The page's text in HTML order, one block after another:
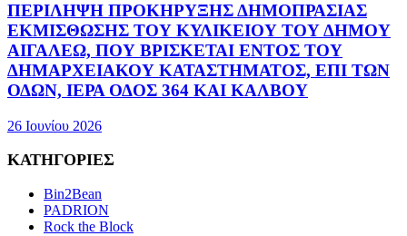
ΠΕΡΙΛΗΨΗ ΠΡΟΚΗΡΥΞΗΣ ΔΗΜΟΠΡΑΣΙΑΣ
ΕΚΜΙΣΘΩΣΗΣ ΤΟΥ ΚΥΛΙΚΕΙΟΥ ΤΟΥ ΔΗΜΟΥ
ΑΙΓΑΛΕΩ, ΠΟΥ ΒΡΙΣΚΕΤΑΙ ΕΝΤΟΣ ΤΟΥ
ΔΗΜΑΡΧEΙΑΚΟΥ ΚΑΤΑΣΤΗΜΑΤΟΣ, ΕΠΙ ΤΩΝ
ΟΔΩΝ, ΙΕΡΑ ΟΔΟΣ 364 ΚΑΙ ΚΑΛΒΟΥ
26 Ιουνίου 2026
ΚΑΤΗΓΟΡΙΕΣ
Bin2Bean
PADRION
Rock the Block